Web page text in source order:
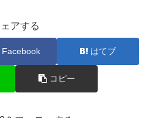
アする
Facebook はてブ
コピー